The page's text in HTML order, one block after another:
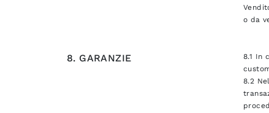
o da
8. GARANZIE
8.1 In
8.2